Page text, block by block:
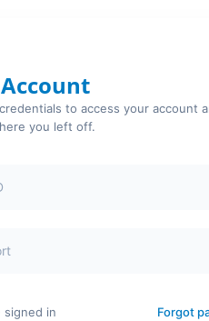
to access your account
you left off.
signed in Forgot